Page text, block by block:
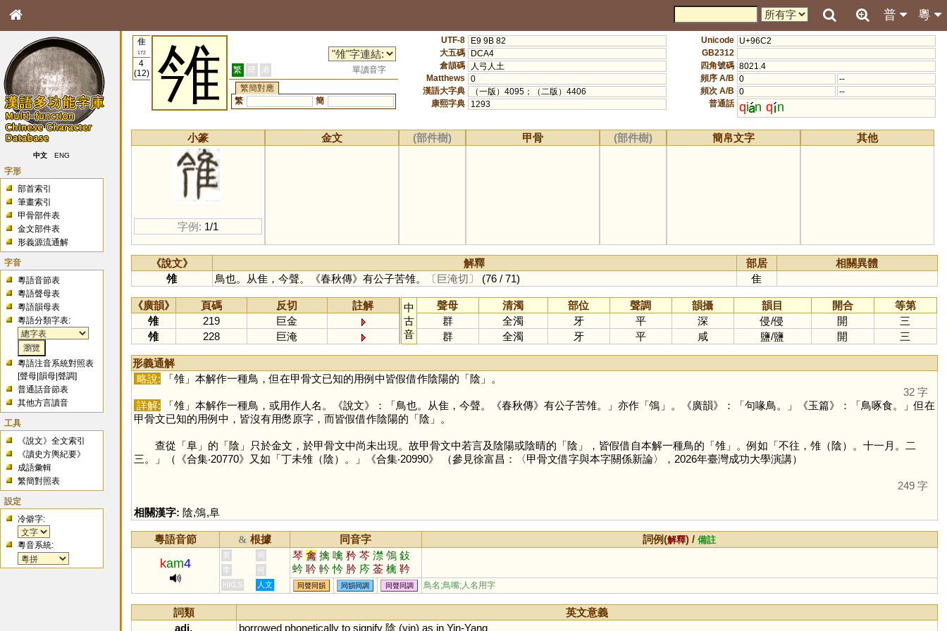
粵
普
中文 ENG
字形
部首索引
筆畫索引
甲骨部件表
金文部件表
形義源流通解
字音
粵語音節表
粵語聲母表
粵語韻母表
粵語分類字表:
粵語注音系統對照表
[聲母 |韻母 |聲調]
普通話音節表
其他方言讀音
工具
《說文》全文索引
《讀史方輿紀要》
成語彙輯
繁簡對照表
設定
冷僻字:
粵音系統:
隹
172
4
(12)
雂 繁 簡 港
單讀音字
繁簡對應
繁
簡
UTF-8
E9 9B 82
大五碼
DCA4
倉頡碼
人弓人土
Matthews
0
漢語大字典
（一版）4095；（二版）4406
康熙字典
1293
Unicode U+96C2
GB2312
四角號碼 8021.4
頻序 A/B 0
--
頻次 A/B 0
--
普通話 qi n q n
小篆
字例: 1/1
金文 (部件樹) 甲骨 (部件樹) 簡帛文字 其他
《說文》 解釋 部居
相關異體
雂
鳥也。从隹，今聲。《春秋傳》有公子苦雂。 〔巨淹切〕 (76 / 71) 隹
《廣韻》 頁碼 反切
註解
雂
219
巨金
雂
228 巨淹
中
古
音
聲母 清濁 部位 聲調 韻攝 韻目 開合
等第
群
全濁 牙 平 深 侵/侵 開
三
群
全濁 牙 平 咸 鹽/鹽 開 三
形義通解
略說: 「雂」本解作一種鳥，但在甲骨文已知的用例中皆假借作陰陽的「陰」。
32 字
詳解: 「雂」本解作一種鳥，或用作人名。《說文》：「鳥也。从隹，今聲。《春秋傳》有公子苦雂。」亦作「鳹 」。《廣韻》：「句喙鳥。」《玉篇》：「鳥啄食。」但在
甲骨文已知的用例中，皆沒有用僽原字，而皆假借作陰陽的「陰」。
查從「阜」的「陰」只於金文，於甲骨文中尚未出現。故甲骨文中若言及陰陽或陰晴的「陰」，皆假借自本解一種鳥的「雂」。例如「不往，雂（陰）。十一月。二
三。」（《合集‧20770》又如「丁未雂（陰）。」《合集‧20990》 （參見徐富昌：〈甲骨文借字與本字關係新論〉，2026年臺灣成功大學演講）
249 字
相關漢字: 陰,鳹,阜
粵語音節 & 根據 同音字 詞例(解釋) /備註
kam4
黃 周 琴 禽 擒 噙 矜 芩 澿 鳹 鈙
蚙 耹 軡 忴 肣 庈 菳 檎 靲
李
何
HKLS
人文 同聲同韻 同韻同調 同聲同調 鳥名;鳥嘴;人名用字
詞類
英文意義
adj.
borrowed phonetically to signify陰 (yin) as in Yin-Yang